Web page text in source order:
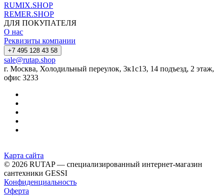
RUMIX.SHOP
REMER.SHOP
ДЛЯ ПОКУПАТЕЛЯ
О нас
Реквизиты компании
+7 495 128 43 58
sale@rutap.shop
г. Москва, Холодильный переулок, 3к1с13, 14 подъезд, 2 этаж,
офис 3233
Карта сайта
© 2026 RUTAP — специализированный интернет-магазин
сантехники GESSI
Конфиденциальность
Оферта